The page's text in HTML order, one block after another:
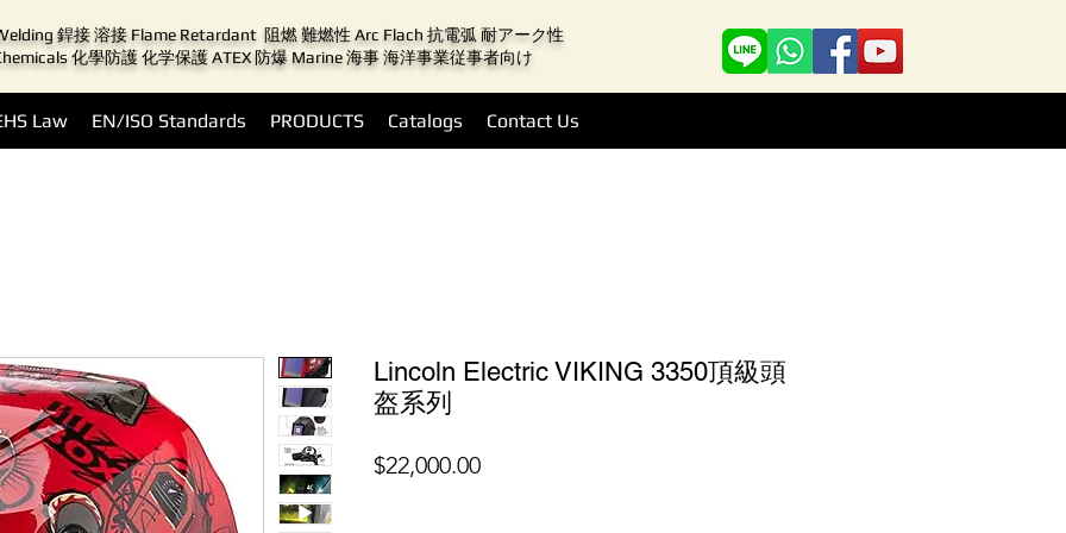
銲接 溶接 Flame Retardant 阻燃 難燃性 Arc Flach 抗電弧 耐アーク性
化學防護 化学保護 ATEX 防爆 Marine 海事 海洋事業従事者向け
Law EN/ISO Standards PRODUCTS Catalogs Contact Us
Lincoln Electric VIKING 3350頂級頭
盔系列
$22,000.00價